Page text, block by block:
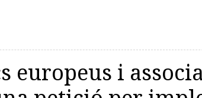
europeus i